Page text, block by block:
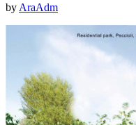
by AraAdm